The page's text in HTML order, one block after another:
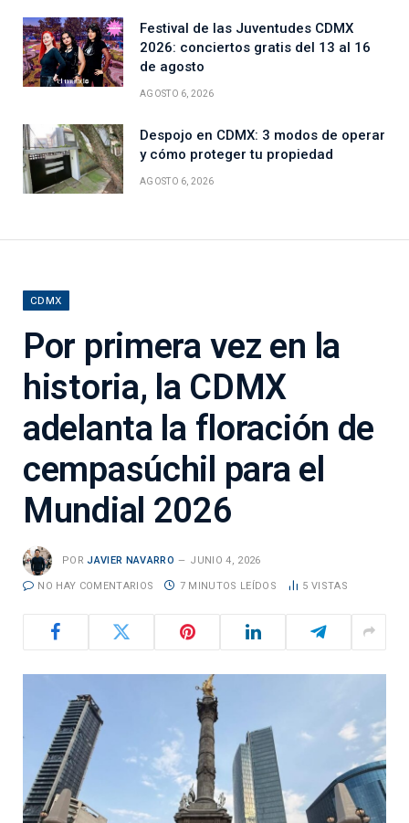
Festival de las Juventudes CDMX
2026: conciertos gratis del 13 al 16
de agosto
AGOSTO 6, 2026
Despojo en CDMX: 3 modos de operar
y cómo proteger tu propiedad
AGOSTO 6, 2026
CDMX
Por primera vez en la
historia, la CDMX
adelanta la floración de
cempasúchil para el
Mundial 2026
POR JAVIER NAVARRO JUNIO 4, 2026
NO HAY COMENTARIOS 7 MINUTOS LEÍDOS 5 VISTAS